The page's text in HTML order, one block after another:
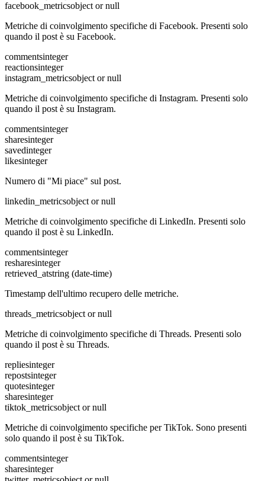
facebook_metricsobject or null
Metriche di coinvolgimento specifiche di Facebook. Presenti solo
quando il post è su Facebook.
commentsinteger
reactionsinteger
instagram_metricsobject or null
Metriche di coinvolgimento specifiche di Instagram. Presenti solo
quando il post è su Instagram.
commentsinteger
sharesinteger
savedinteger
likesinteger
Numero di "Mi piace" sul post.
linkedin_metricsobject or null
Metriche di coinvolgimento specifiche di LinkedIn. Presenti solo
quando il post è su LinkedIn.
commentsinteger
resharesinteger
retrieved_atstring (date-time)
Timestamp dell'ultimo recupero delle metriche.
threads_metricsobject or null
Metriche di coinvolgimento specifiche di Threads. Presenti solo
quando il post è su Threads.
repliesinteger
repostsinteger
quotesinteger
sharesinteger
tiktok_metricsobject or null
Metriche di coinvolgimento specifiche per TikTok. Sono presenti
solo quando il post è su TikTok.
commentsinteger
sharesinteger